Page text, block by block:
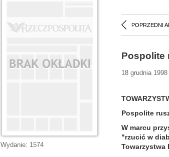
POPRZEDNI
Pospolite
18 grudnia
Pospolite
W marcu
"rzucić w
Towarzystwa
Wydanie: 1574